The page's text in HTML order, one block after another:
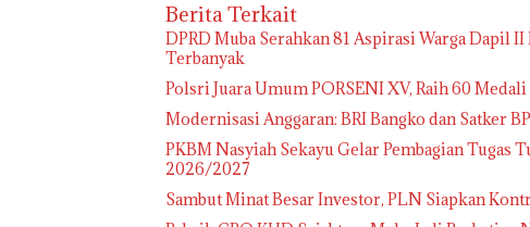
Berita Terkait
DPRD Muba Serahkan 81 Aspirasi Warga Dapil
Terbanyak
Polsri Juara Umum PORSENI XV, Raih 60
Modernisasi Anggaran: BRI Bangko dan Satker
PKBM Nasyiah Sekayu Gelar Pembagian
2026/2027
Sambut Minat Besar Investor, PLN Siapkan